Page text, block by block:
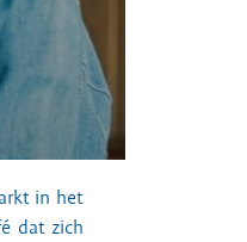
in het
dat zich